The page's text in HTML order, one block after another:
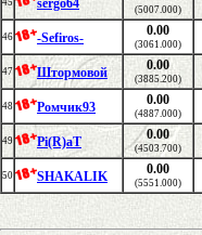
sergo64 (5007.000)
46 -Sefiros- 0.00
(3061.000)
47 Штормовой 0.00
(3885.200)
48 Ромчик93 0.00
(4887.000)
49 Pi(R)aT 0.00
(4503.700)
50 SHAKALIK 0.00
(5551.000)